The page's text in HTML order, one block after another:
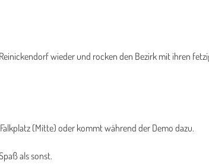
wieder und rocken den Bezirk mit ihren
(Mitte) oder kommt während der Demo dazu.
als sonst.